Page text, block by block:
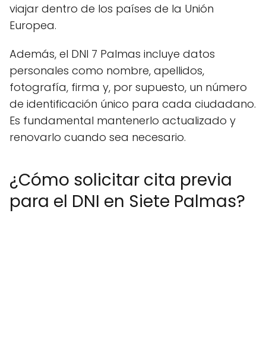
viajar dentro de los países de la Unión
Europea.
Además, el DNI 7 Palmas incluye datos
personales como nombre, apellidos,
fotografía, firma y, por supuesto, un número
de identificación único para cada ciudadano.
Es fundamental mantenerlo actualizado y
renovarlo cuando sea necesario.
¿Cómo solicitar cita previa
para el DNI en Siete Palmas?